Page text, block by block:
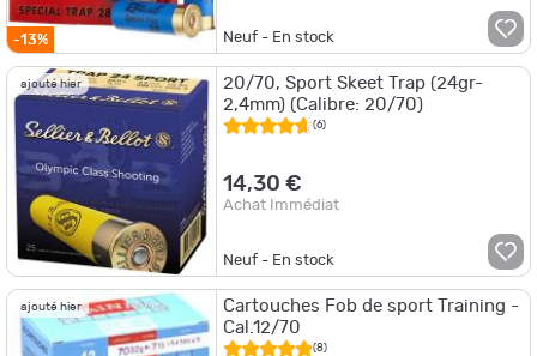
-13% Neuf - En stock
ajouté hier
20/70, Sport Skeet Trap (24gr-
2,4mm) (Calibre: 20/70)
(6)
14,30 €
Achat Immédiat
Neuf - En stock
ajouté hier
Cartouches Fob de sport Training -
Cal.12/70
(8)